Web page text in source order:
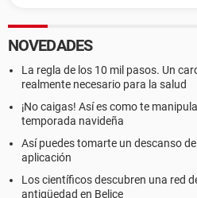
NOVEDADES
La regla de los 10 mil pasos. Un
realmente necesario para la salud
¡No caigas! Así es como te
temporada navideña
Así puedes tomarte un descanso
aplicación
Los científicos descubren una red
antigüedad en Belice